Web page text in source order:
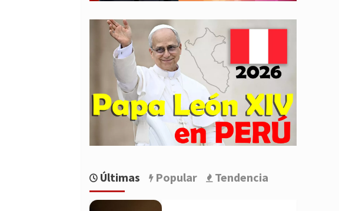
Últimas Popular Tendencia